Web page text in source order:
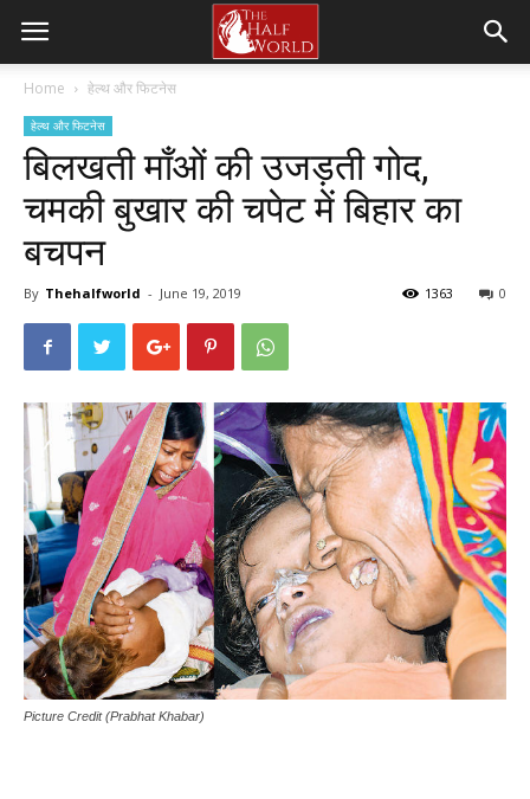
Home हेल्थ और फिटनेस
हेल्थ और फिटनेस
बिलखती माँओं की उजड़ती गोद,
चमकी बुखार की चपेट में बिहार का
बचपन
By Thehalfworld - June 19, 2019 0
1363
Picture Credit (Prabhat Khabar)